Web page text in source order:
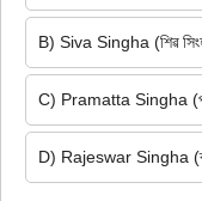
B) Siva Singha (শিৱ
C) Pramatta Singha
D) Rajeswar Singha